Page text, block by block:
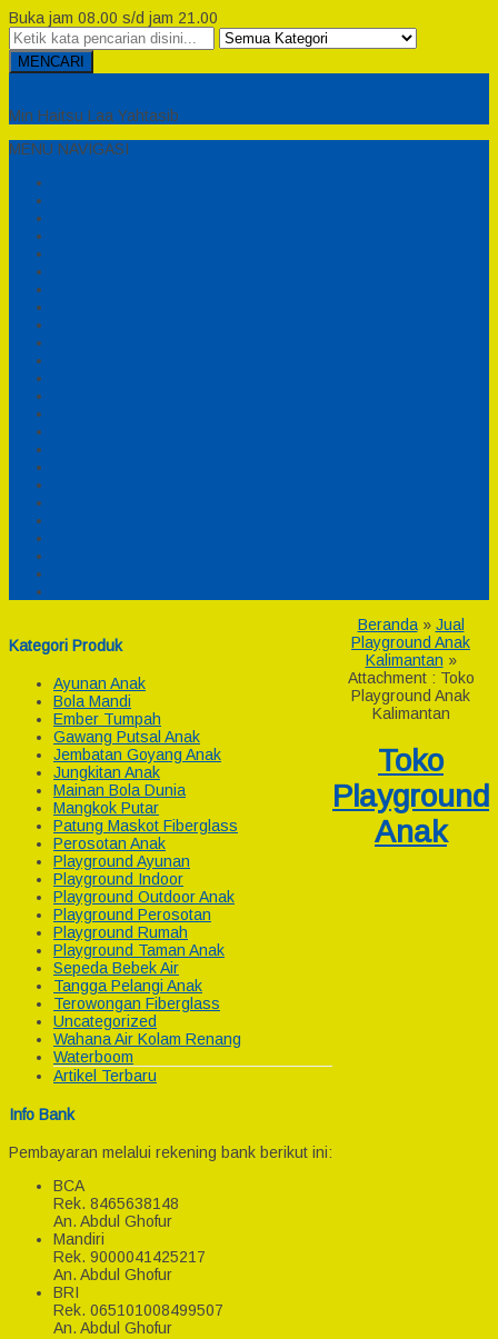
Buka jam 08.00 s/d jam 21.00
MENCARI
Min Haitsu Laa Yahtasib
MENU NAVIGASI
Kategori Produk
Ayunan Anak
Bola Mandi
Ember Tumpah
Gawang Putsal Anak
Jembatan Goyang Anak
Jungkitan Anak
Mainan Bola Dunia
Mangkok Putar
Patung Maskot Fiberglass
Perosotan Anak
Playground Ayunan
Playground Indoor
Playground Outdoor Anak
Playground Perosotan
Playground Rumah
Playground Taman Anak
Sepeda Bebek Air
Tangga Pelangi Anak
Terowongan Fiberglass
Uncategorized
Wahana Air Kolam Renang
Waterboom
Artikel Terbaru
Info Bank
Pembayaran melalui rekening bank berikut ini:
BCA
Rek. 8465638148
An. Abdul Ghofur
Mandiri
Rek. 9000041425217
An. Abdul Ghofur
BRI
Rek. 065101008499507
An. Abdul Ghofur
Beranda» Jual
Playground Anak
Kalimantan »
Attachment : Toko
Playground Anak
Kalimantan
Toko
Playground
Anak